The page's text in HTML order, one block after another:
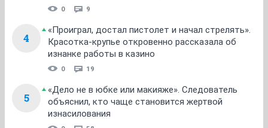
0 9
4
«Проиграл, достал пистолет и начал стрелять».
Красотка-крупье откровенно рассказала об
изнанке работы в казино
0 19
5
«Дело не в юбке или макияже». Следователь
объяснил, кто чаще становится жертвой
изнасилования